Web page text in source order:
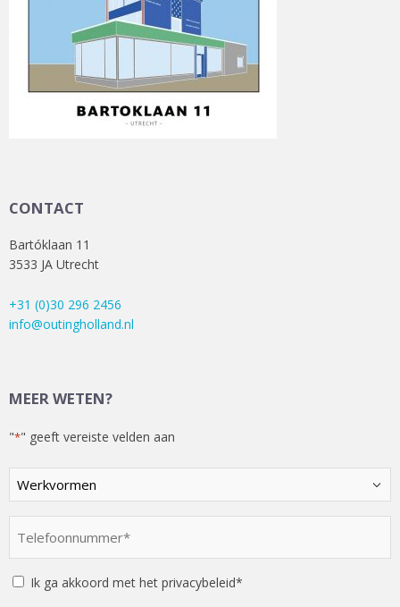
CONTACT
Bartóklaan 11
3533 JA Utrecht
+31 (0)30 296 2456
info@outingholland.nl
MEER WETEN?
"*" geeft vereiste velden aan
Kies
een
optie
Instemming
Ik ga akkoord met het privacybeleid*